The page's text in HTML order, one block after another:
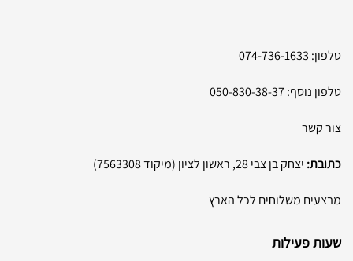
טלפון: 074-736-1633
טלפון נוסף:050-830-38-37
צור קשר
כתובת: יצחק בן צבי 28, ראשון לציון (מיקוד 7563308)
מבצעים משלוחים לכל הארץ
שעות פעילות